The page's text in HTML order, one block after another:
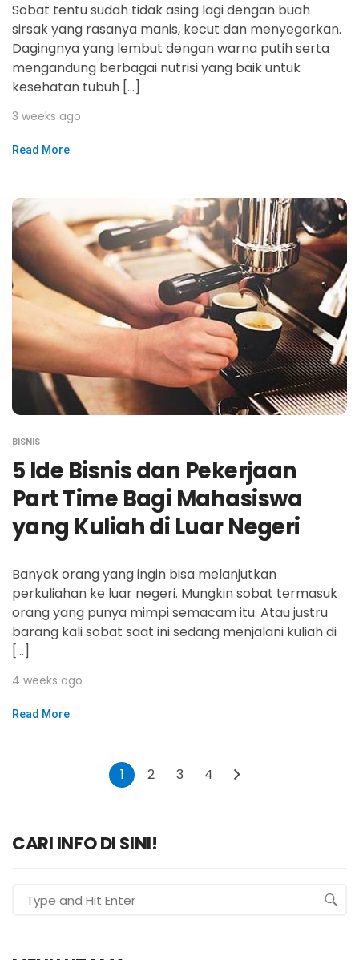
Sobat tentu sudah tidak asing lagi dengan buah
sirsak yang rasanya manis, kecut dan menyegarkan.
Dagingnya yang lembut dengan warna putih serta
mengandung berbagai nutrisi yang baik untuk
kesehatan tubuh […]
3 weeks ago
Read More
BISNIS
5 Ide Bisnis dan Pekerjaan
Part Time Bagi Mahasiswa
yang Kuliah di Luar Negeri
Banyak orang yang ingin bisa melanjutkan
perkuliahan ke luar negeri. Mungkin sobat termasuk
orang yang punya mimpi semacam itu. Atau justru
barang kali sobat saat ini sedang menjalani kuliah di
[…]
4 weeks ago
Read More
1 2 3 4
CARI INFO DI SINI!